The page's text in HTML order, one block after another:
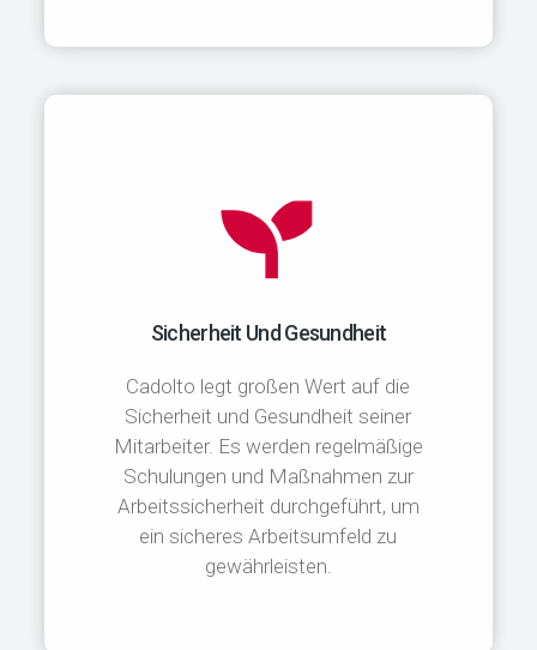
Sicherheit Und Gesundheit
Cadolto legt großen Wert auf die
Sicherheit und Gesundheit seiner
Mitarbeiter. Es werden regelmäßige
Schulungen und Maßnahmen zur
Arbeitssicherheit durchgeführt, um
ein sicheres Arbeitsumfeld zu
gewährleisten.